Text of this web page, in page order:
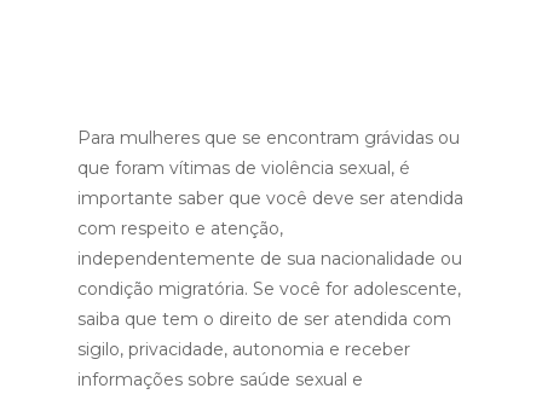
Para mulheres que se encontram grávidas ou
que foram vítimas de violência sexual, é
importante saber que você deve ser atendida
com respeito e atenção,
independentemente de sua nacionalidade ou
condição migratória. Se você for adolescente,
saiba que tem o direito de ser atendida com
sigilo, privacidade, autonomia e receber
informações sobre saúde sexual e